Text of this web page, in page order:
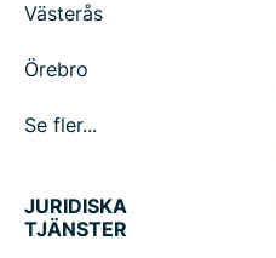
Västerås
Örebro
Se fler...
JURIDISKA
TJÄNSTER